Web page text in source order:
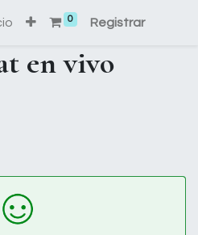
0 Registrar
en vivo